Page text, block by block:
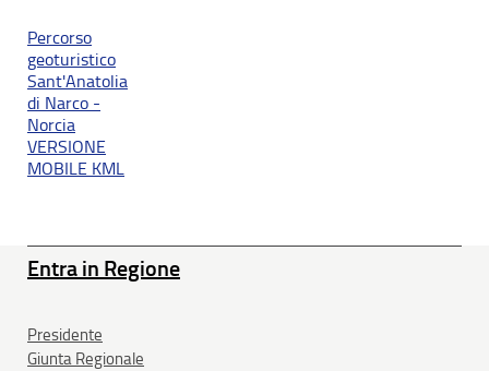
Percorso
geoturistico
Sant'Anatolia
di Narco -
Norcia
VERSIONE
MOBILE KML
Entra in Regione
Presidente
Giunta Regionale